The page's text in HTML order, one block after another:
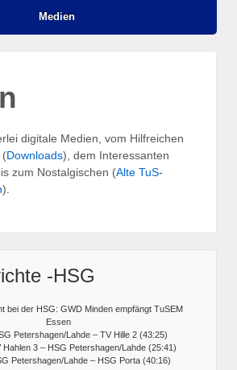
Medien
digitale Medien, vom Hilfreichen
(Downloads), dem Interessanten
zum Nostalgischen (Alte TuS-
).
-HSG
bei der HSG: GWD Minden empfängt TuSEM
Essen
Petershagen/Lahde – TV Hille 2 (43:25)
Hahlen 3 – HSG Petershagen/Lahde (25:41)
Petershagen/Lahde – HSG Porta (40:16)